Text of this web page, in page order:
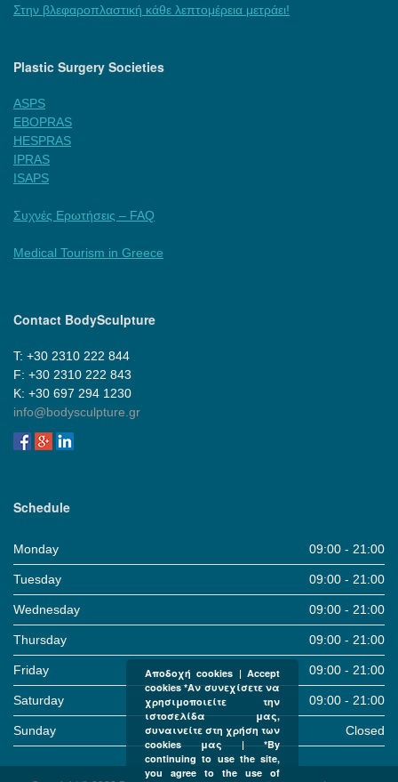
Στην βλεφαροπλαστική κάθε λεπτομέρεια μετράει!
Plastic Surgery Societies
ASPS
EBOPRAS
HESPRAS
IPRAS
ISAPS
Συχνές Ερωτήσεις – FAQ
Medical Tourism in Greece
Contact BodySculpture
Τ: +30 2310 222 844
F: +30 2310 222 843
Κ: +30 697 294 1230
info@bodysculpture.gr
Schedule
Monday 09:00 - 21:00
Tuesday 09:00 - 21:00
Wednesday 09:00 - 21:00
Thursday 09:00 - 21:00
Friday 09:00 - 21:00
Saturday 09:00 - 21:00
Sunday Closed
Αποδοχή cookies | Accept
cookies *Αν συνεχίσετε να
χρησιμοποιείτε την
ιστοσελίδα μας,
συναινείτε στη χρήση των
cookies μας | *By
continuing to use the site,
you agree to the use of